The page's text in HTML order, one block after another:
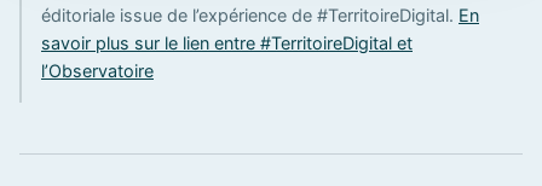
éditoriale issue de l’expérience de #TerritoireDigital. En
savoir plus sur le lien entre #TerritoireDigital et
l’Observatoire